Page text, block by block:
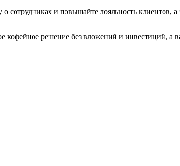
и повышайте лояльность клиентов, а
кофейное решение без вложений и инвестиций,